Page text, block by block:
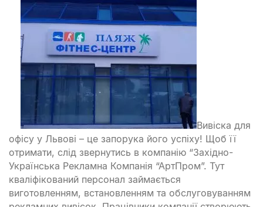
Вивіска для
офісу у Львові – це запорука його успіху! Щоб її
отримати, слід звернутись в компанію “Західно-
Українська Рекламна Компанія “АртПром”. Тут
кваліфікований персонал займається
виготовленням, встановленням та обслуговуванням